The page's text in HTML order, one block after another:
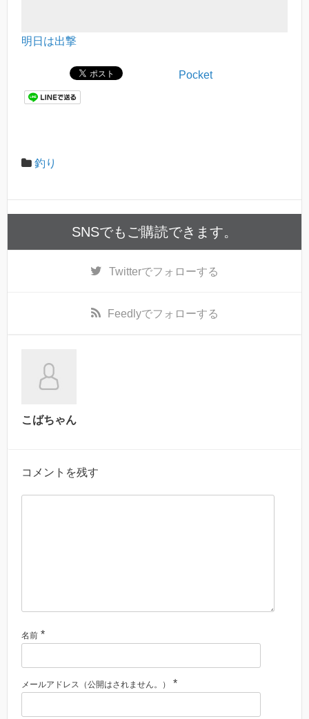
明日は出撃
Pocket
釣り
SNSでもご購読できます。
Twitterでフォローする
Feedlyでフォローする
こばちゃん
コメントを残す
名前 *
メールアドレス（公開はされません。） *